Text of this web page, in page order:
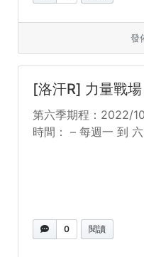
發
[洛汗R] 力量戰
第六季期程：2022/
時間： – 每週一 到
0 閱讀